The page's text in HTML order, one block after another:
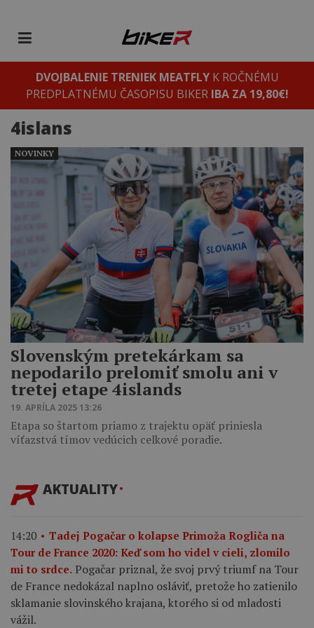
DVOJBALENIE TRENIEK MEATFLYK ROČNÉMU
PREDPLATNÉMU ČASOPISU BIKER IBA ZA 19,80€!
4islans
Slovenským pretekárkam sa
nepodarilo prelomiť smolu ani v
tretej etape 4islands
19. APRÍLA 2025 13:26
Etapa so štartom priamo z trajektu opäť priniesla
víťazstvá tímov vedúcich celkové poradie.
NOVINKY
AKTUALITY
14:20
Tadej Pogačar o kolapse Primoža Rogliča na
Tour de France 2020: Keď som ho videl v cieli, zlomilo
mi to srdce. Pogačar priznal, že svoj prvý triumf na Tour
de France nedokázal naplno osláviť, pretože ho zatienilo
sklamanie slovinského krajana, ktorého si od mladosti
vážil.